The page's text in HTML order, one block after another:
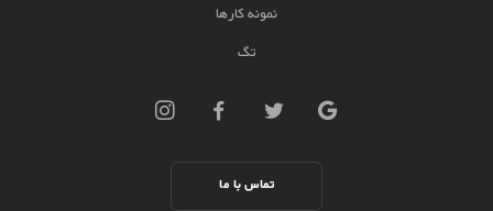
نمونه کارها
تگ
تماس با ما